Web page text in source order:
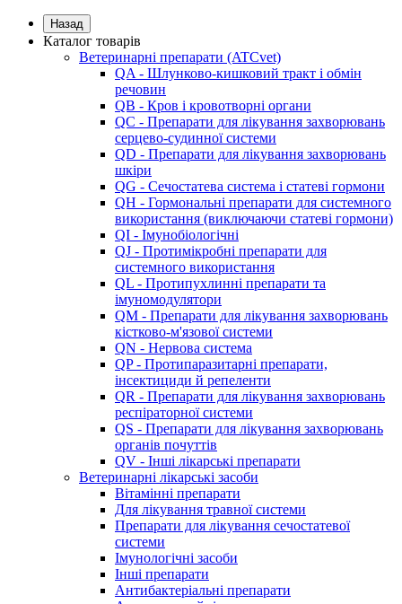
Назад
Каталог товарів
Ветеринарні препарати (ATCvet)
QA - Шлунково-кишковий тракт і обмін
речовин
QB - Кров і кровотворні органи
QC - Препарати для лікування захворювань
серцево-судинної системи
QD - Препарати для лікування захворювань
шкіри
QG - Сечостатева система і статеві гормони
QH - Гормональні препарати для системного
використання (виключаючи статеві гормони)
QI - Імунобіологічні
QJ - Протимікробні препарати для
системного використання
QL - Протипухлинні препарати та
імуномодулятори
QM - Препарати для лікування захворювань
кістково-м'язової системи
QN - Нервова система
QP - Протипаразитарні препарати,
інсектициди й репеленти
QR - Препарати для лікування захворювань
респіраторної системи
QS - Препарати для лікування захворювань
органів почуттів
QV - Інші лікарські препарати
Ветеринарні лікарські засоби
Вітамінні препарати
Для лікування травної системи
Препарати для лікування сечостатевої
системи
Імунологічні засоби
Інші препарати
Антибактеріальні препарати